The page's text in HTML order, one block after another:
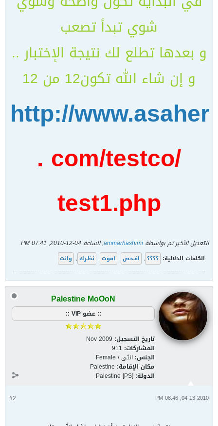
شوي تبدأ تصعب
و بعدها تطلع لك نتيجة الإختبار ..
و إن شاء الله تكون12 من 12
http://www.asaher
. com/testco/
test1.php
التعديل الأخير تم بواسطة ammarhashimi; الساعة 04-12-2010, 07:41 PM
.
الكلمات الدلالية: ؟؟؟؟ , افـحص , اموت , نظـرك , وانت
Palestine MoOoN
:: عضو VIP ::
تاريخ التسجيل: Nov 2009
المشاركات: 911
الجنس: انثى / Female
مكان الإقامة: Palestine
الدولة: Palestine [PS]
#2 04-13-2010, 08:46 PM